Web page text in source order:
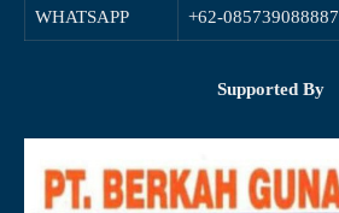
WHATSAPP +62-085739088887
Supported By